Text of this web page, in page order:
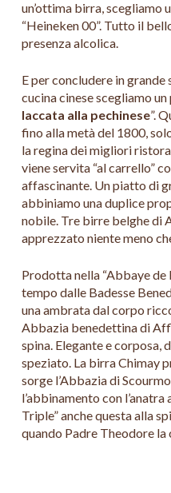
un’ottima birra, scegliamo
“Heineken 00”. Tutto il
presenza alcolica.
E per concludere in
cucina cinese scegliamo
laccata alla pechinese”.
fino alla metà del 1800,
la regina dei migliori
viene servita “al carrello”
affascinante. Un piatto di
abbiniamo una duplice
nobile. Tre birre belghe di
apprezzato niente meno
Prodotta nella “Abbaye de
tempo dalle Badesse
una ambrata dal corpo
Abbazia benedettina di
spina. Elegante e corposa,
speziato. La birra Chimay
sorge l’Abbazia di
l’abbinamento con l’anatra
Triple” anche questa alla
quando Padre Theodore la